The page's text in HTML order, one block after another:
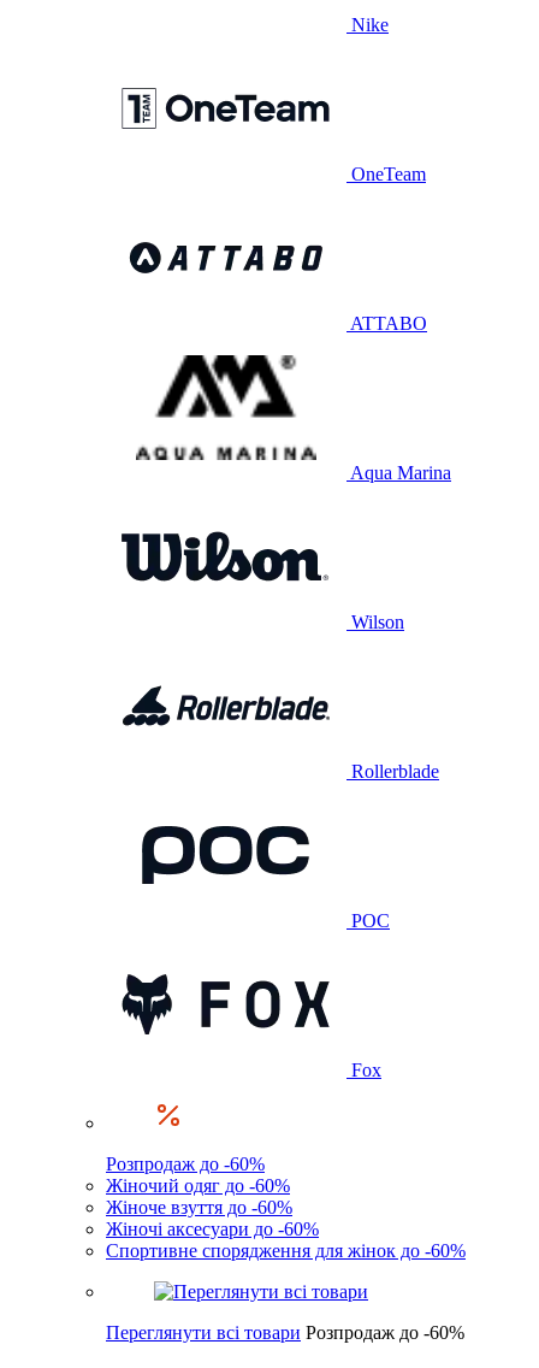
Nike
OneTeam
ATTABO
Aqua Marina
Wilson
Rollerblade
POC
Fox
Розпродаж до -60%
Жіночий одяг до -60%
Жіноче взуття до -60%
Жіночі аксесуари до -60%
Спортивне спорядження для жінок до -60%
Переглянути всі товари Розпродаж до -60%